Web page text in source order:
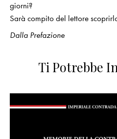
giorni?
Sarà compito del lettore
Dalla Prefazione
Ti Potrebbe